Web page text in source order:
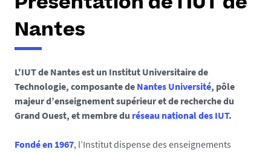
Présentation de l'IUT de
Nantes
L'IUT de Nantes est un Institut Universitaire de
Technologie, composante de Nantes Université, pôle
majeur d’enseignement supérieur et de recherche du
Grand Ouest, et membre du réseau national des IUT.
Fondé en 1967, l’Institut dispense des enseignements